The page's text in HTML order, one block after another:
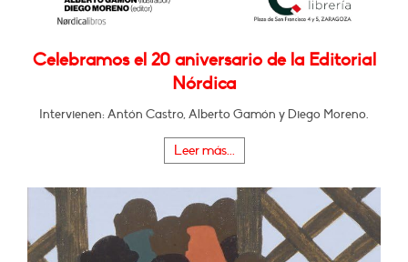
Celebramos el 20 aniversario de la Editorial
Nórdica
Intervienen: Antón Castro, Alberto Gamón y Diego Moreno.
Leer más...